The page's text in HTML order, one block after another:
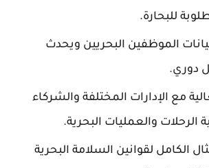
للبحارة.
الموظفين البحريين ويحدث
دوري.
مع الإدارات المختلفة والشركاء
الرحلات والعمليات البحرية.
الكامل لقوانين السلامة البحرية